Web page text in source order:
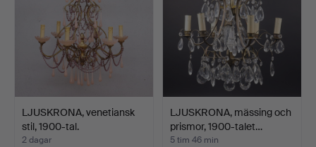
LJUSKRONA, venetiansk
stil, 1900-tal.
2 dagar
LJUSKRONA, mässing och
prismor, 1900-talet…
5 tim 46 min